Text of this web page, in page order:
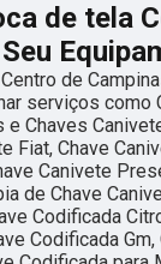
de tela
de
serviços como
Chaves
Fiat, Chave
Canivete
de Chave
Codificada
Codificada